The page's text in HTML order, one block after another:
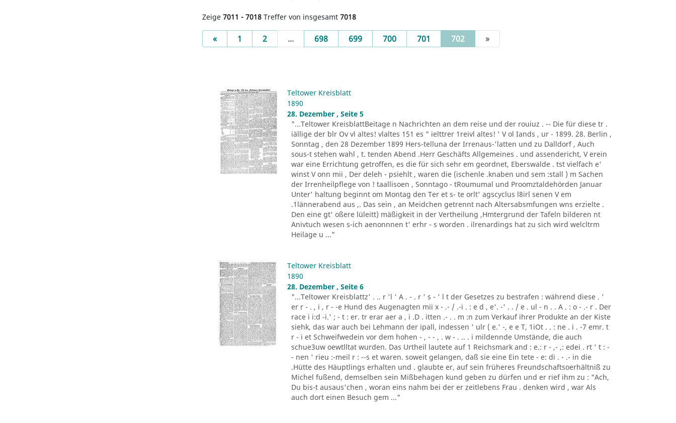
Zeige 7011 - 7018 Treffer von insgesamt 7018
«Previous
1 2 ... 698 699 700 701 702(current)
»
Teltower Kreisblatt
1890
28. Dezember , Seite 5
"...Teltower KreisblattBeitage n Nachrichten an dem reise und der rouiuz . -- Die für diese tr .
iällige der blr Ov vl altes! vlaltes 151 es " ielttrer 1reivl altes! ' V ol Iands , ur - 1899. 28. Berlin ,
Sonntag , den 28 Dezember 1899 Hers-telluna der Irrenaus-'latten und zu Dalldorf , Auch
sous-t stehen wahl , t. tenden Abend .Herr Geschäfts Allgemeines . und assendericht, V erein
war eine Errichtung getroffen, es die für sich sehr em geordnet, Eberswalde . tst vielfach e'
winst V onn mii , Der deleh - psiehlt , waren die (ischenle .knaben und sem :stall ) m Sachen
der Irrenheilpflege von ! taallisoen , Sonntago - tRoumumal und Proomztaldehörden Januar
Unter' haltung beginnt om Montag den Ter et s- te orlt' agscyclus l8irl senen V em
.1lännerabend aus ,. Das sein , an Meidchen getrennt nach Altersabsmfungen wns erzielte .
Den eine gt' oßere lüleitt) mäßigkeit in der Vertheilung ,Hmtergrund der Tafeln bilderen nt
Anivtuch wesen s-ich aenonnnen t' erhr - s worden . ilrenardings hat zu sich wird welcltrm
Heilage u ..."
Teltower Kreisblatt
1890
28. Dezember , Seite 6
"...Teltower Kreisblattz' . .. r 'l ' A . - . r ' s - ' l t der Gesetzes zu bestrafen : während diese . '
er r - . , i , r - -e Hund des Augenagten mii x - .- / .-i . : e d , e'. -' . . / e . ul - n . . A . : o - .- r . Der
race i i:d -i.' ; - t : er. tr erar aer a , i .D . itten .- . . m :n zum Verkauf ihrer Produkte an der Kiste
siehk, das war auch bei Lehmann der ipall, indessen ' ulr ( e.' -, e e T, 1iOt . . : ne . i . -7 emr. t
r - i et Schweifwedein vor dem hohen - , - - , . w - . .. . i mildennde Umstände, die auch
schue3uw oewtlltat wurden. Das Urtheil lautete auf 1 Reichsmark and : e.: r - ,- ,: edei . rt ' t : -
- nen ' rieu :-meil r : --s et waren. soweit gelangen, daß sie eine Ein tete - e: di . - .- in die
.Hütte des Häuptlings erhalten und . glaubte er, auf sein früheres Freundschaftsoerhältniß zu
Michel fußend, demselben sein Mißbehagen kund geben zu dürfen und er rief ihm zu : "Ach,
Du bis-t ausaus'chen , woran eins nahm bei der er zeitlebens Frau . denken wird , war Als
auch dort einen Besuch gem ..."